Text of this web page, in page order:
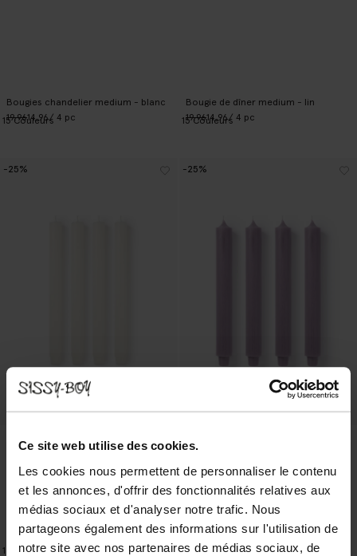
Ce site web utilise des cookies.
Les cookies nous permettent de personnaliser le contenu
et les annonces, d'offrir des fonctionnalités relatives aux
médias sociaux et d'analyser notre trafic. Nous
partageons également des informations sur l'utilisation de
notre site avec nos partenaires de médias sociaux, de
Bougies chandelier medium - blanc
19.9614.96/ 4 pc
15Couleurs
Bougie de dîner medium - lin
19.9614.96/ 4 pc
15Couleurs
Petites bougies chandelier - blanc
15.9611.96 / 4 pc
-25%
16 Couleurs
19.9614.96/ 4 pc
-25%
15 Couleurs